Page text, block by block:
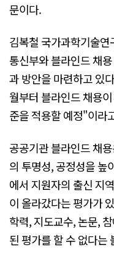
문이다.
김복철 국가과학기술
통신부와 블라인드 채
과 방안을 마련하고 있
월부터 블라인드 채용
준을 적용할 예정"이라
공공기관 블라인드 채
의 투명성, 공정성을 높
에서 지원자의 출신 지
이 올라갔다는 평가가
학력, 지도교수, 논문,
된 평가를 할 수 없다는